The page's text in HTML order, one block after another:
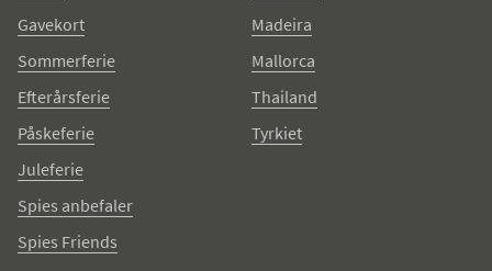
Gavekort
Sommerferie
Efterårsferie
Påskeferie
Juleferie
Spies anbefaler
Spies Friends
Madeira
Mallorca
Thailand
Tyrkiet